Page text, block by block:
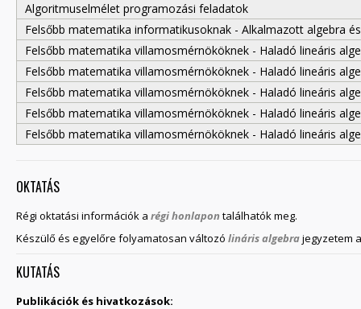
Algoritmuselmélet programozási feladatok
Felsőbb matematika informatikusoknak - Alkalmazott algebra
Felsőbb matematika villamosmérnököknek - Haladó lineáris
Felsőbb matematika villamosmérnököknek - Haladó lineáris
Felsőbb matematika villamosmérnököknek - Haladó lineáris
Felsőbb matematika villamosmérnököknek - Haladó lineáris
Felsőbb matematika villamosmérnököknek - Haladó lineáris
OKTATÁS
Régi oktatási információk a régi honlapon találhatók meg.
Készülő és egyelőre folyamatosan változó lináris algebrajegyzetem
KUTATÁS
Publikációk és hivatkozások: